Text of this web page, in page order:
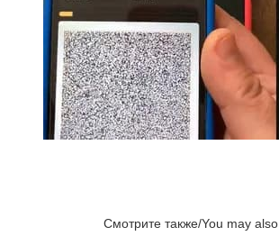
Смотрите также/You may